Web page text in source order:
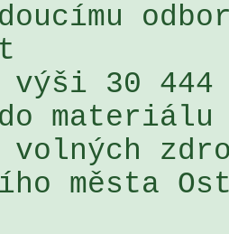
výši 30
do
volných
města